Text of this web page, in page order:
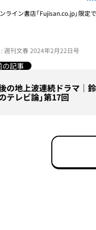
ライン書店「Fujisan.co.jp」限定
週刊文春 2024年2月22日号
の記事
の地上波連続ドラマ｜
テレビ論」第17回